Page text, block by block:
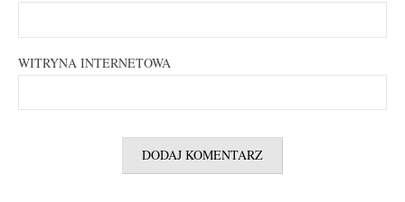
WITRYNA INTERNETOWA